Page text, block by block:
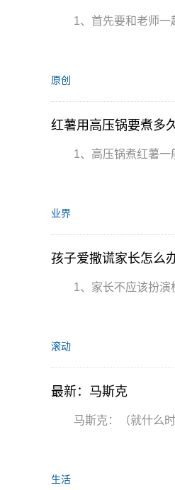
1、首先要和老师
原创
红薯用高压锅要煮多
1、高压锅煮红薯
业界
孩子爱撒谎家长怎么
1、家长不应该扮
滚动
最新：马斯克
马斯克：（就什么
生活